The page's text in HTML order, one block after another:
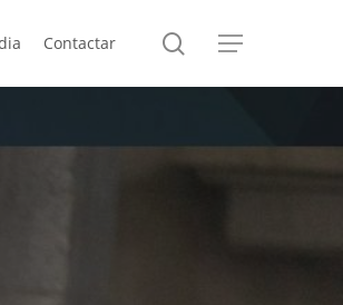
Contactar search
Menu